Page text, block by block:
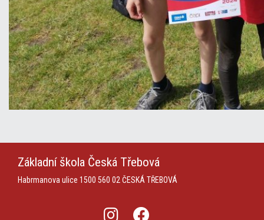
Základní škola Česká Třebová
Habrmanova ulice 1500 560 02 ČESKÁ TŘEBOVÁ